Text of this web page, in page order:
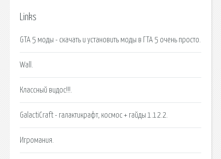
Links
GTA 5 моды - скачать и установить моды в ГТА 5 очень просто.
Wall.
Классный видос!!!.
GalactiCraft - галактикрафт, космос + гайды 1.12.2.
Игромания.